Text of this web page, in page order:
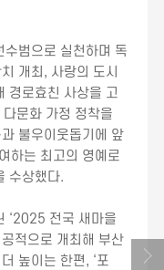
범으로 실천하며 독
개최, 사랑의 도시
경로효친 사상을 고
문화 가정 정착을
불우이웃돕기에 앞
하는 최고의 영예로
수상했다.
‘2025 전국 새마을
적으로 개최해 부산
높이는 한편, ‘포